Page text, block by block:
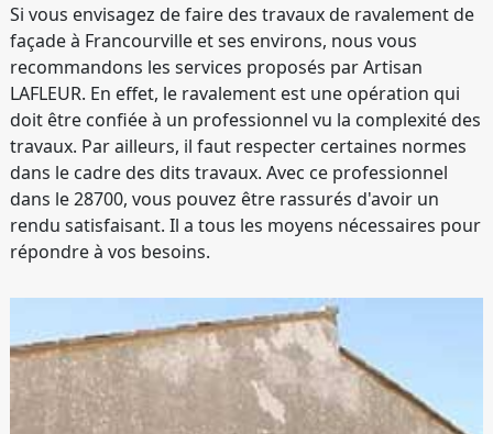
Si vous envisagez de faire des travaux de ravalement de
façade à Francourville et ses environs, nous vous
recommandons les services proposés par Artisan
LAFLEUR. En effet, le ravalement est une opération qui
doit être confiée à un professionnel vu la complexité des
travaux. Par ailleurs, il faut respecter certaines normes
dans le cadre des dits travaux. Avec ce professionnel
dans le 28700, vous pouvez être rassurés d'avoir un
rendu satisfaisant. Il a tous les moyens nécessaires pour
répondre à vos besoins.